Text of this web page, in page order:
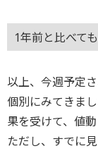
1年前と比べて
以上、今週予定
個別にみてきま
果を受けて、値
ただし、すでに